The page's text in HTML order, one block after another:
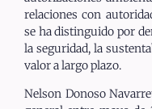
relaciones con
se ha distinguido por
la seguridad, la
valor a largo plazo.
Nelson Donoso